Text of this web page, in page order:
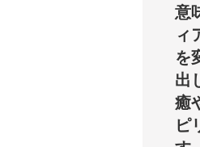
意
ィ
を
出
癒
ピ